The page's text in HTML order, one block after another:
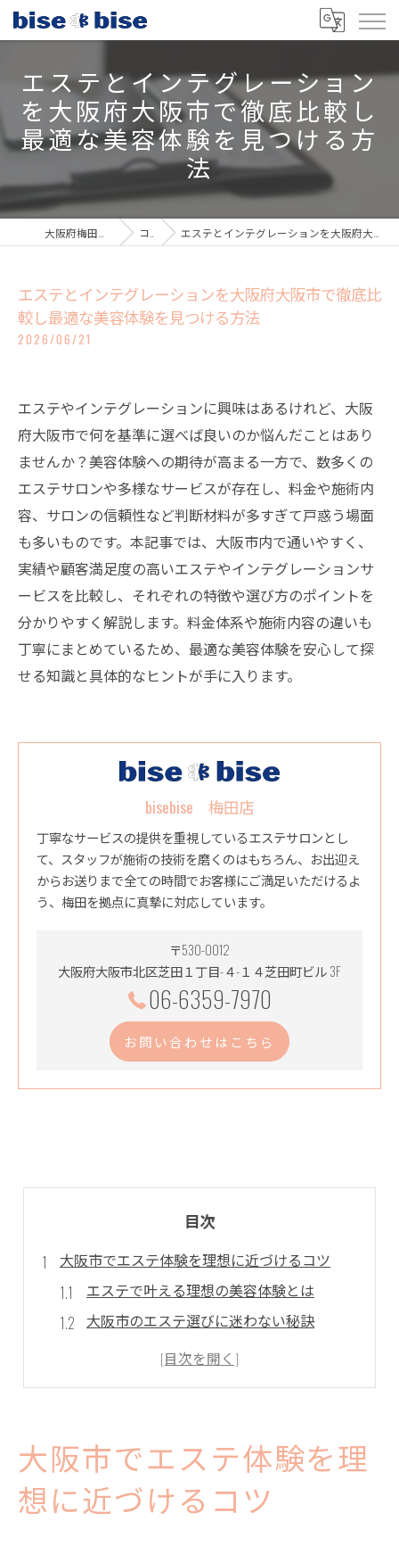
エステとインテグレーション
を大阪府大阪市で徹底比較し
最適な美容体験を見つける方
法
大阪府梅田のエステならbisebise コラム エステとインテグレーションを大阪府大阪市で徹底比較し最適な美容体験を見つける方法
エステとインテグレーションを大阪府大阪市で徹底比
較し最適な美容体験を見つける方法
2026/06/21
エステやインテグレーションに興味はあるけれど、大阪
府大阪市で何を基準に選べば良いのか悩んだことはあり
ませんか？美容体験への期待が高まる一方で、数多くの
エステサロンや多様なサービスが存在し、料金や施術内
容、サロンの信頼性など判断材料が多すぎて戸惑う場面
も多いものです。本記事では、大阪市内で通いやすく、
実績や顧客満足度の高いエステやインテグレーションサ
ービスを比較し、それぞれの特徴や選び方のポイントを
分かりやすく解説します。料金体系や施術内容の違いも
丁寧にまとめているため、最適な美容体験を安心して探
せる知識と具体的なヒントが手に入ります。
bisebise 梅田店
丁寧なサービスの提供を重視しているエステサロンとし
て、スタッフが施術の技術を磨くのはもちろん、お出迎え
からお送りまで全ての時間でお客様にご満足いただけるよ
う、梅田を拠点に真摯に対応しています。
〒530-0012
大阪府大阪市北区芝田１丁目-４-１４芝田町ビル 3F
06-6359-7970
お問い合わせはこちら
目次
大阪市でエステ体験を理想に近づけるコツ
エステで叶える理想の美容体験とは
大阪市のエステ選びに迷わない秘訣
エステ体験で満足度を上げるポイント
エステの施術内容を知って賢く選ぶ方法
エステの基本施術と選び方のポイント
フェイシャルや痩身など多彩なエステ内容
大阪市でエステ体験を理
想に近づけるコツ